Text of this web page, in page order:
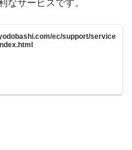
なサービスです。
ec/support/service